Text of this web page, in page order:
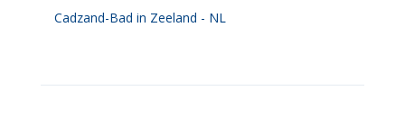
Cadzand-Bad in Zeeland - NL